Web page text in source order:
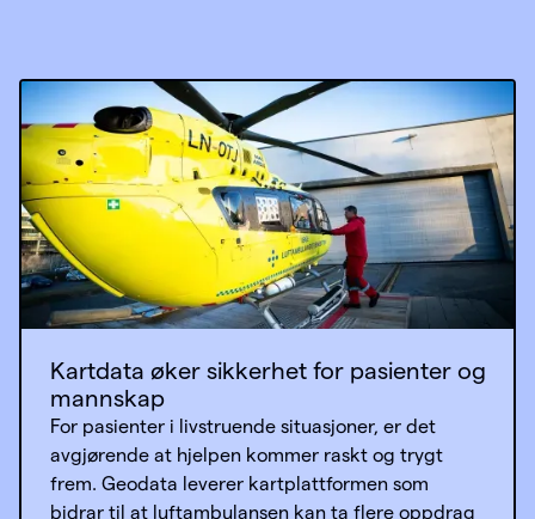
Kartdata øker sikkerhet for pasienter og
mannskap
For pasienter i livstruende situasjoner, er det
avgjørende at hjelpen kommer raskt og trygt
frem. Geodata leverer kartplattformen som
bidrar til at luftambulansen kan ta flere oppdrag